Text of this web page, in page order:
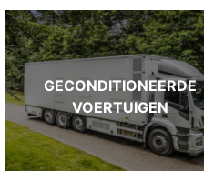
GECONDITIONEERDE
VOERTUIGEN